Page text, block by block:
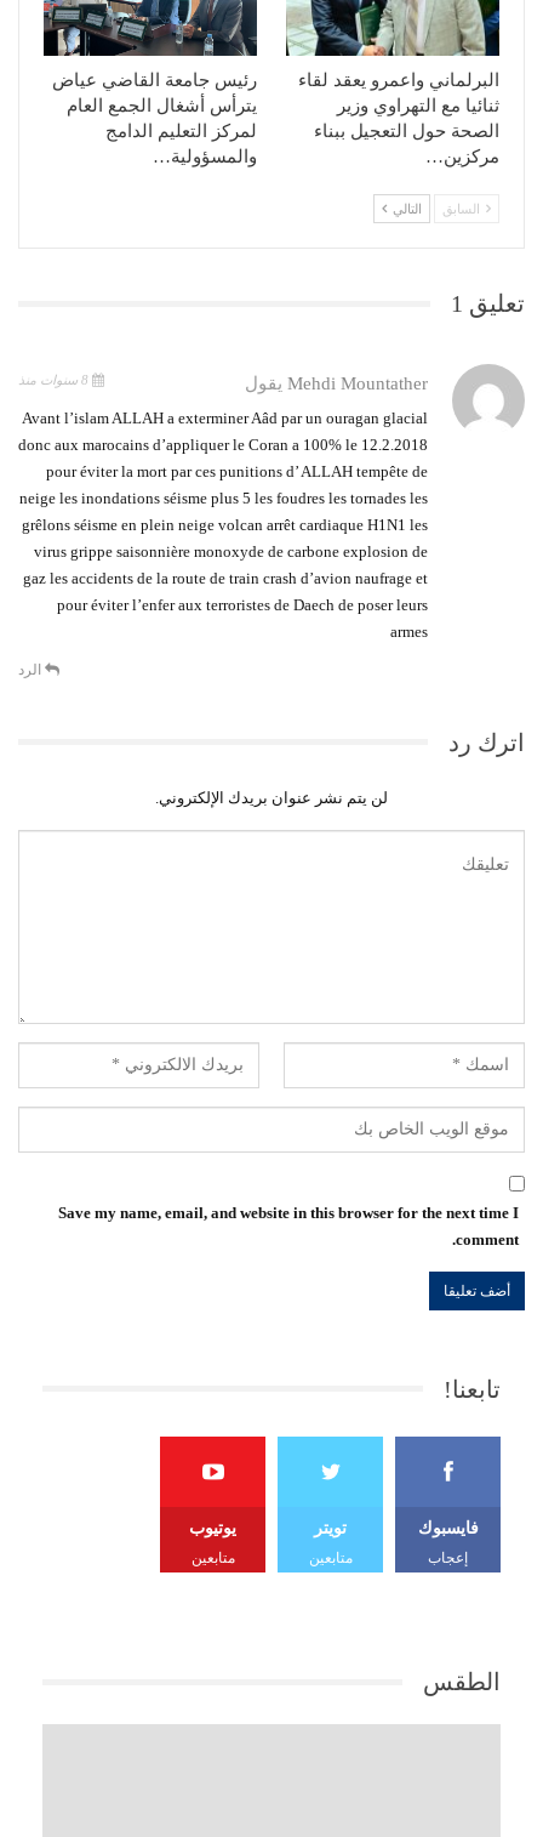
البرلماني واعمرو يعقد لقاء
ثنائيا مع التهراوي وزير
الصحة حول التعجيل ببناء
مركزين…
رئيس جامعة القاضي عياض
يترأس أشغال الجمع العام
لمركز التعليم الدامج
والمسؤولية…
السابق التالي
تعليق 1
Mehdi Mountather يقول
Avant l’islam ALLAH a exterminer Aâd par un ouragan glacial
donc aux marocains d’appliquer le Coran a 100% le 12.2.2018
pour éviter la mort par ces punitions d’ ALLAH tempête de
neige les inondations séisme plus 5 les foudres les tornades les
grêlons séisme en plein neige volcan arrêt cardiaque H1N1 les
virus grippe saisonnière monoxyde de carbone explosion de
gaz les accidents de la route de train crash d’avion naufrage et
pour éviter l’enfer aux terroristes de Daech de poser leurs
armes
الرد
اترك رد
لن يتم نشر عنوان بريدك الإلكتروني.
Save my name, email, and website in this browser for the next time I
comment.
تابعنا!
فايسبوك
إعجاب
تويتر
متابعين
يوتيوب
متابعين
الطقس